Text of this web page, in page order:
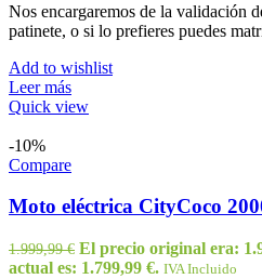
Nos encargaremos de la validación
patinete, o si lo prefieres puedes
Add to wishlist
Leer más
Quick view
-10%
Compare
Moto eléctrica CityCoco
1.999,99€ El precio original era:
actual es: 1.799,99 €. IVA Incluido